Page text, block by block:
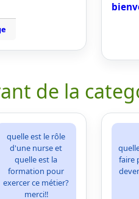
de la
quelle est le rôle
d'une nurse et
quelle est la
formation pour
exercer ce métier?
merci!!
faire